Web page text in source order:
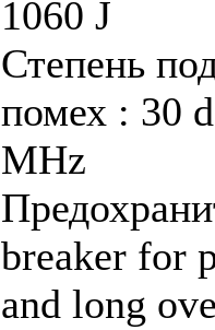
1060 J
Степень
помех : 30
MHz
breaker for
and long